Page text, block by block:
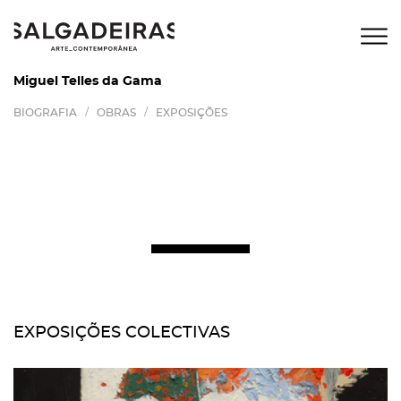
Miguel Telles da Gama
BIOGRAFIA / OBRAS / EXPOSIÇÕES
EXPOSIÇÕES COLECTIVAS